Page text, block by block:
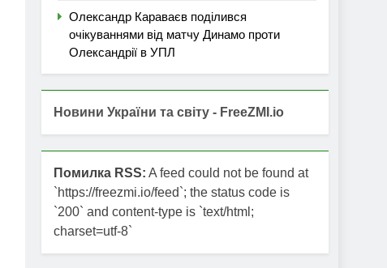
Олександр Караваєв поділився
очікуваннями від матчу Динамо проти
Олександрії в УПЛ
Новини України та світу - FreeZMI.io
Помилка RSS: A feed could not be found at
`https://freezmi.io/feed`; the status code is
`200` and content-type is `text/html;
charset=utf-8`